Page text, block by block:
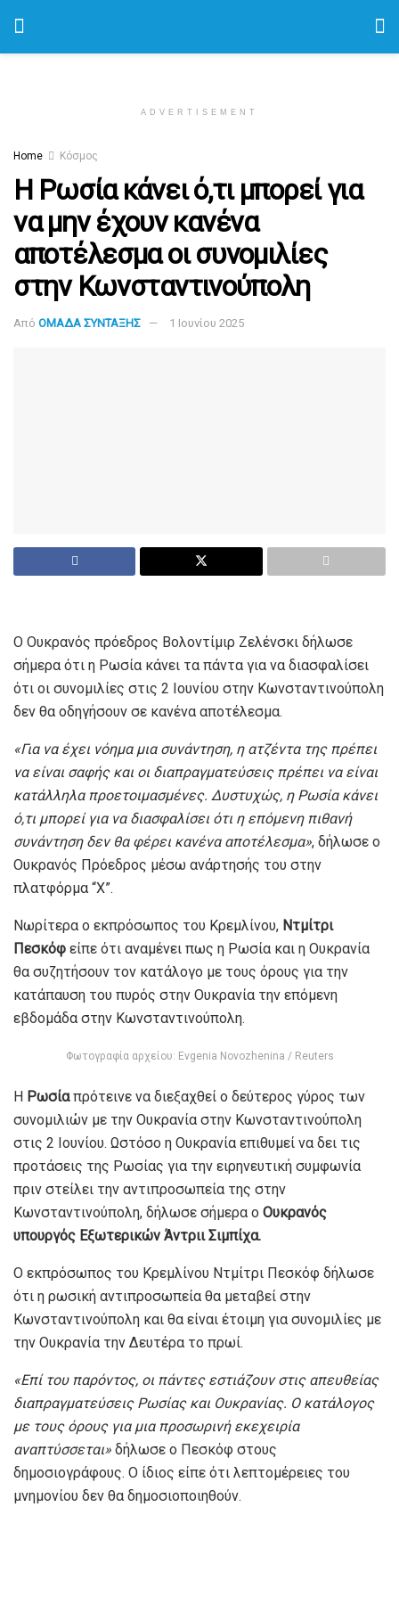
ADVERTISEMENT
Home Κόσμος
Η Ρωσία κάνει ό,τι μπορεί για
να μην έχουν κανένα
αποτέλεσμα οι συνομιλίες
στην Κωνσταντινούπολη
Από ΟΜΑΔΑ ΣΥΝΤΑΞΗΣ 1 Ιουνίου 2025
Ο Ουκρανός πρόεδρος Βολοντίμιρ Ζελένσκι δήλωσε
σήμερα ότι η Ρωσία κάνει τα πάντα για να διασφαλίσει
ότι οι συνομιλίες στις 2 Ιουνίου στην Κωνσταντινούπολη
δεν θα οδηγήσουν σε κανένα αποτέλεσμα.
«Για να έχει νόημα μια συνάντηση, η ατζέντα της πρέπει
να είναι σαφής και οι διαπραγματεύσεις πρέπει να είναι
κατάλληλα προετοιμασμένες. Δυστυχώς, η Ρωσία κάνει
ό,τι μπορεί για να διασφαλίσει ότι η επόμενη πιθανή
συνάντηση δεν θα φέρει κανένα αποτέλεσμα», δήλωσε ο
Ουκρανός Πρόεδρος μέσω ανάρτησής του στην
πλατφόρμα “Χ”.
Νωρίτερα ο εκπρόσωπος του Κρεμλίνου, Ντμίτρι
Πεσκόφ είπε ότι αναμένει πως η Ρωσία και η Ουκρανία
θα συζητήσουν τον κατάλογο με τους όρους για την
κατάπαυση του πυρός στην Ουκρανία την επόμενη
εβδομάδα στην Κωνσταντινούπολη.
Φωτογραφία αρχείου: Evgenia Novozhenina / Reuters
Η Ρωσίαπρότεινε να διεξαχθεί ο δεύτερος γύρος των
συνομιλιών με την Ουκρανία στην Κωνσταντινούπολη
στις 2 Ιουνίου. Ωστόσο η Ουκρανία επιθυμεί να δει τις
προτάσεις της Ρωσίας για την ειρηνευτική συμφωνία
πριν στείλει την αντιπροσωπεία της στην
Κωνσταντινούπολη, δήλωσε σήμερα ο Ουκρανός
υπουργός Εξωτερικών Άντριι Σιμπίχα.
Ο εκπρόσωπος του Κρεμλίνου Ντμίτρι Πεσκόφ δήλωσε
ότι η ρωσική αντιπροσωπεία θα μεταβεί στην
Κωνσταντινούπολη και θα είναι έτοιμη για συνομιλίες με
την Ουκρανία την Δευτέρα το πρωί.
«Επί του παρόντος, οι πάντες εστιάζουν στις απευθείας
διαπραγματεύσεις Ρωσίας και Ουκρανίας. Ο κατάλογος
με τους όρους για μια προσωρινή εκεχειρία
αναπτύσσεται» δήλωσε ο Πεσκόφ στους
δημοσιογράφους. Ο ίδιος είπε ότι λεπτομέρειες του
μνημονίου δεν θα δημοσιοποιηθούν.